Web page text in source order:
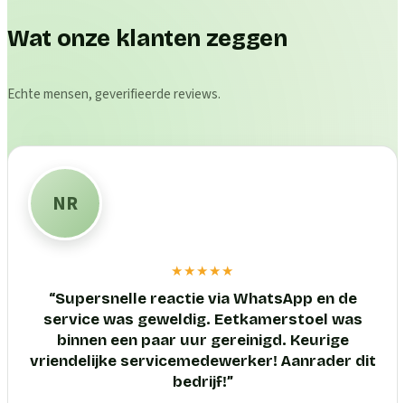
Wat onze klanten zeggen
Echte mensen, geverifieerde reviews.
NR
★★★★★
“Supersnelle reactie via WhatsApp en de
service was geweldig. Eetkamerstoel was
binnen een paar uur gereinigd. Keurige
vriendelijke servicemedewerker! Aanrader dit
bedrijf!”